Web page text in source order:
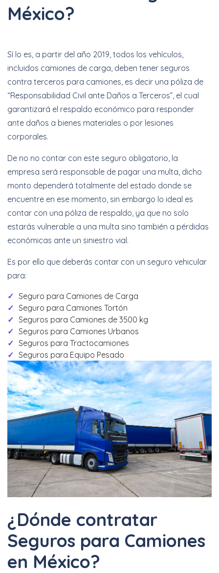
México?
Sí lo es, a partir del año 2019, todos los vehículos,
incluidos camiones de carga, deben tener seguros
contra terceros para camiones, es decir una póliza de
“Responsabilidad Civil ante Daños a Terceros”, el cual
garantizará el respaldo económico para responder
ante daños a bienes materiales o por lesiones
corporales.
De no no contar con este seguro obligatorio, la
empresa será responsable de pagar una multa, dicho
monto dependerá totalmente del estado donde se
encuentre en ese momento, sin embargo lo ideal es
contar con una póliza de respaldo, ya que no solo
estarás vulnerable a una multa sino también a pérdidas
económicas ante un siniestro vial.
Es por ello que deberás contar con un seguro vehicular
para:
Seguro para Camiones de Carga
Seguro para Camiones Tortón
Seguros para Camiones de 3500 kg
Seguros para Camiones Urbanos
Seguros para Tractocamiones
Seguros para Equipo Pesado
¿Dónde contratar
Seguros para Camiones
en México?